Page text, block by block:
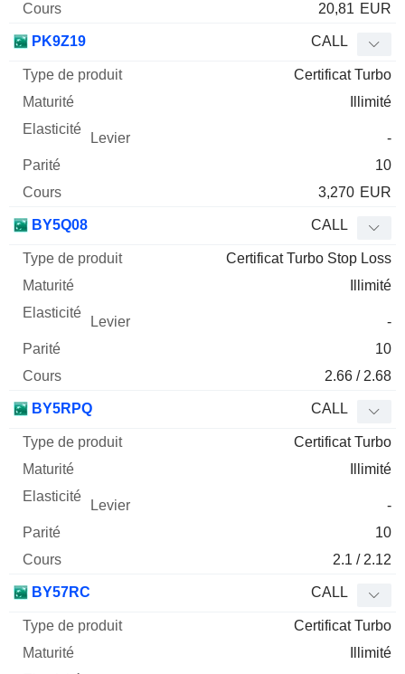
20,81 EUR
PK9Z19 CALL
Certificat Turbo
Illimité
-
10
3,270 EUR
BY5Q08 CALL
Certificat Turbo Stop Loss
Illimité
-
10
2.66 / 2.68
BY5RPQ CALL
Certificat Turbo
Illimité
-
10
2.1 / 2.12
BY57RC CALL
Certificat Turbo
Illimité